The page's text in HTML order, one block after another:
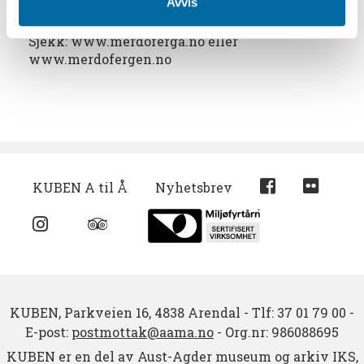
Det går rutebåt til Merdø om sommeren, fra
Pollen i Arendal.
Sjekk: www.merdoferga.no eller
www.merdofergen.no
KUBEN A til Å Nyhetsbrev
KUBEN, Parkveien 16, 4838 Arendal - Tlf: 37 01 79 00 -
E-post: postmottak@aama.no - Org.nr: 986088695
KUBEN er en del av Aust-Agder museum og arkiv IKS,